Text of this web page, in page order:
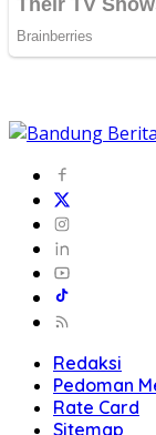
Redaksi
Pedoman
Rate Card
Sitemap